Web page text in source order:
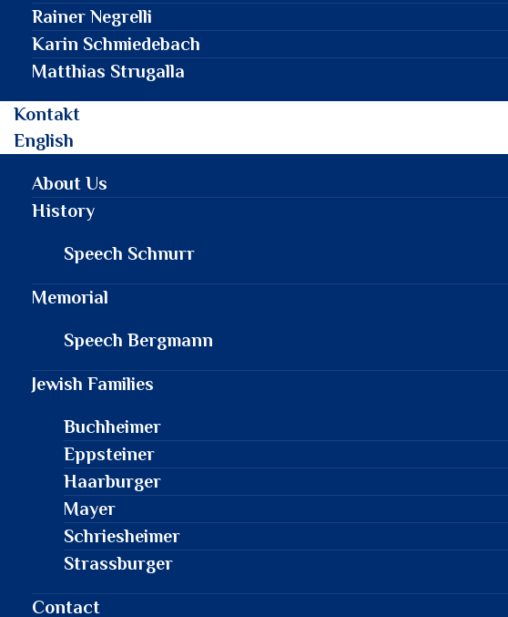
Rainer Negrelli
Karin Schmiedebach
Matthias Strugalla
Kontakt
English
About Us
History
Speech Schnurr
Memorial
Speech Bergmann
Jewish Families
Buchheimer
Eppsteiner
Haarburger
Mayer
Schriesheimer
Strassburger
Contact